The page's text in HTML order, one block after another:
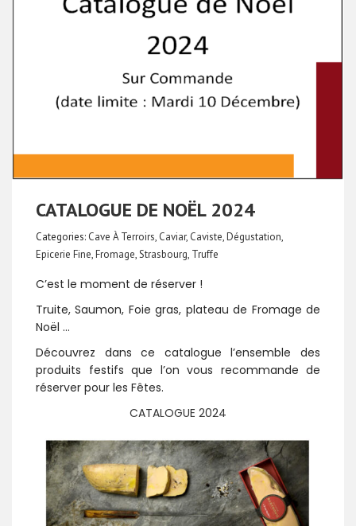
CATALOGUE DE NOËL 2024
Categories: Cave À Terroirs, Caviar, Caviste,Dégustation,
Epicerie Fine,Fromage,Strasbourg, Truffe
C’est le moment de réserver !
Truite, Saumon, Foie gras, plateau de Fromage de
Noël …
Découvrez dans ce catalogue l’ensemble des
produits festifs que l’on vous recommande de
réserver pour les Fêtes.
CATALOGUE 2024